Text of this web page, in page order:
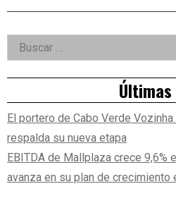
Right
Asides
Buscar:
El portero de Cabo Verde
respalda su nueva etapa
EBITDA de Mallplaza crece
avanza en su plan de crecimiento